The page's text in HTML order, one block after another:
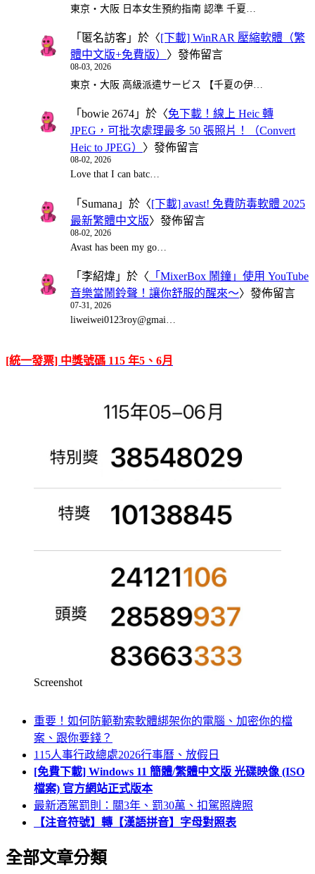
東京・大阪 日本女生預約指南 認準 千夏…
「 匿名訪客 」於〈 [下載] WinRAR 壓縮軟體（繁
體中文版+免費版）
〉發佈留言
08-03, 2026
東京・大阪 高級派遣サービス 【千夏の伊…
「 bowie 2674 」於〈免下載！線上 Heic 轉
JPEG，可批次處理最多 50 張照片！（Convert
Heic to JPEG） 〉發佈留言
08-02, 2026
Love that I can batc…
「 Sumana 」於〈[下載] avast! 免費防毒軟體 2025
最新繁體中文版〉發佈留言
08-02, 2026
Avast has been my go…
「 李紹煒 」於〈 「MixerBox 鬧鐘」使用 YouTube
音樂當鬧鈴聲！讓你舒服的醒來～〉發佈留言
07-31, 2026
liweiwei0123roy@gmai…
[統一發票] 中獎號碼 115 年5、6月
Screenshot
重要！如何防範勒索軟體綁架你的電腦、加密你的檔
案、跟你要錢？
115人事行政總處2026行事曆、放假日
[免費下載] Windows 11 簡體/繁體中文版 光碟映像 (ISO
檔案) 官方網站正式版本
最新酒駕罰則：關3年、罰30萬、扣駕照牌照
【注音符號】轉【漢語拼音】字母對照表
全部文章分類